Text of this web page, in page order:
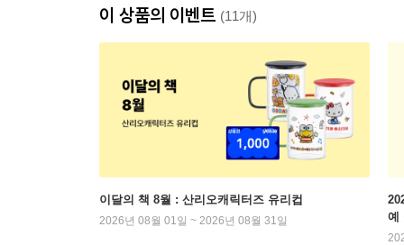
이 상품의 이벤트 (11개)
이달의 책 8월 : 산리오캐릭터즈 유리컵
2026년 08월 01일 ~ 2026년 08월 31일
예